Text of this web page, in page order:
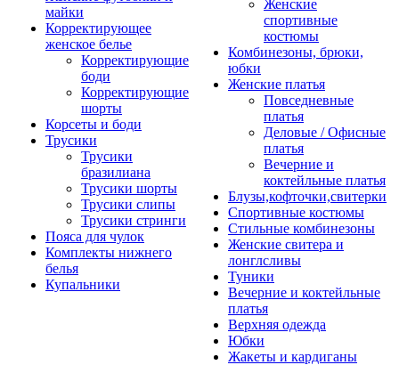
майки
Корректирующее
женское белье
Корректирующие
боди
Корректирующие
шорты
Корсеты и боди
Трусики
Трусики
бразилиана
Трусики шорты
Трусики слипы
Трусики стринги
Пояса для чулок
Комплекты нижнего
белья
Купальники
Женские
спортивные
костюмы
Комбинезоны, брюки,
юбки
Женские платья
Повседневные
платья
Деловые / Офисные
платья
Вечерние и
коктейльные платья
Блузы,кофточки,свитерки
Спортивные костюмы
Стильные комбинезоны
Женские свитера и
лонглсливы
Туники
Вечерние и коктейльные
платья
Верхняя одежда
Юбки
Жакеты и кардиганы